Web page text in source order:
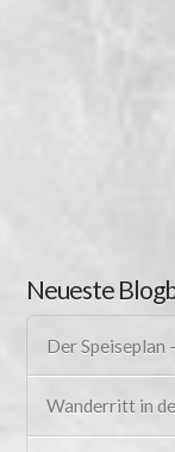
Neueste
Der Speiseplan
Wanderritt in